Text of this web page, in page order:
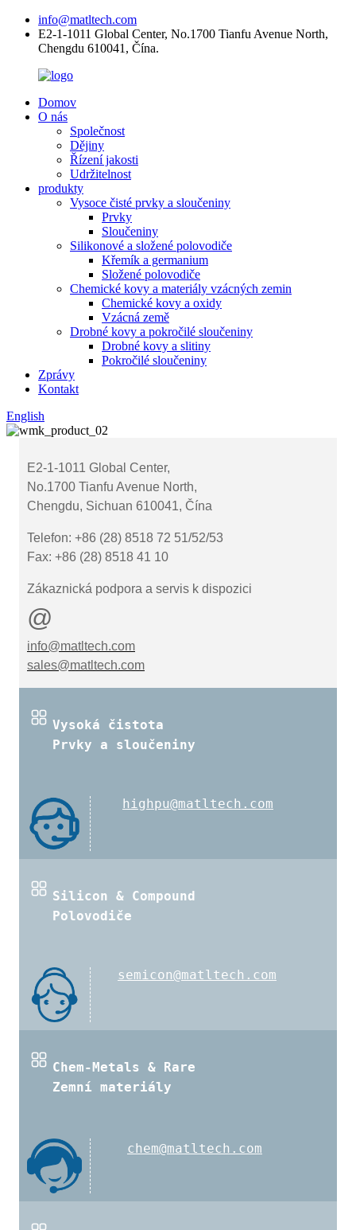
info@matltech.com
E2-1-1011 Global Center, No.1700 Tianfu Avenue North,
Chengdu 610041, Čína.
Domov
O nás
Společnost
Dějiny
Řízení jakosti
Udržitelnost
produkty
Vysoce čisté prvky a sloučeniny
Prvky
Sloučeniny
Silikonové a složené polovodiče
Křemík a germanium
Složené polovodiče
Chemické kovy a materiály vzácných zemin
Chemické kovy a oxidy
Vzácná země
Drobné kovy a pokročilé sloučeniny
Drobné kovy a slitiny
Pokročilé sloučeniny
Zprávy
Kontakt
English
E2-1-1011 Global Center,
No.1700 Tianfu Avenue North,
Chengdu, Sichuan 610041, Čína
Telefon: +86 (28) 8518 72 51/52/53
Fax: +86 (28) 8518 41 10
Zákaznická podpora a servis k dispozici
@
info@matltech.com
sales@matltech.com
Vysoká čistota
Prvky a sloučeniny
highpu@matltech.com
Silicon & Compound
Polovodiče
semicon@matltech.com
Chem-Metals & Rare
Zemní materiály
chem@matltech.com